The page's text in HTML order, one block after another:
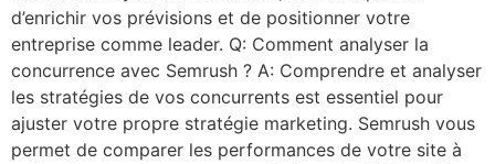
d’enrichir vos prévisions et de positionner votre
entreprise comme leader. Q: Comment analyser la
concurrence avec Semrush ? A: Comprendre et analyser
les stratégies de vos concurrents est essentiel pour
ajuster votre propre stratégie marketing. Semrush vous
permet de comparer les performances de votre site à